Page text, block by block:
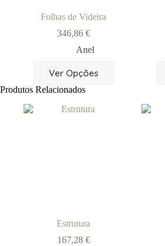
Folhas de Videira
346,86 €
Anel
Ver Opções
product
has
variants.
Produtos Relacionados
Estrutura
167,28 €